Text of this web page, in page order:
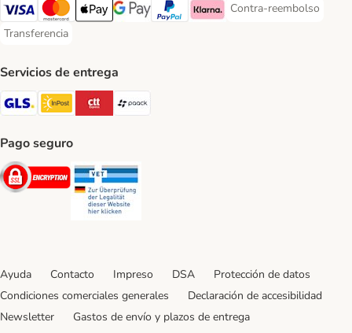
Visa Payment Method
Mastercard Payment Method
Apple Pay Payment Method
Google Pay Payment Method
PayPal Payment Method
Klarna Payment Method
Contra-reembolso
Contra-reembolso
Transferencia
Transferencia Payment Method
Servicios de entrega
GLS Shipping Method
InPost Shipping Method
CTTExpress Shipping Method
paack Shipping Method
Pago seguro
Security
Ayuda Contacto Impreso DSA
Protección de datos
Condiciones comerciales generales
Declaración de accesibilidad
Newsletter
Gastos de envío y plazos de entrega